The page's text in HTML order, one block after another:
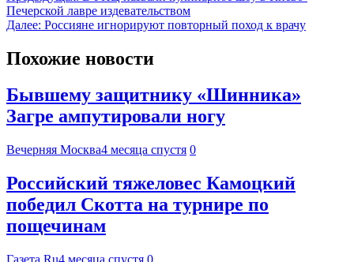
Печерской лавре издевательством
Далее: Россияне игнорируют повторный поход к врачу
Похожие новости
Бывшему защитнику «Шинника»
Загре ампутировали ногу
Вечерняя Москва4 месяца спустя 0
Российский тяжеловес Камоцкий
победил Скотта на турнире по
пощечинам